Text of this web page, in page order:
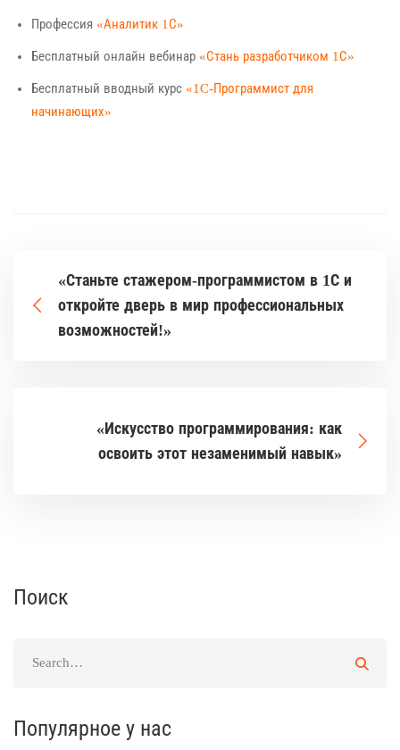
Профессия «Аналитик 1С»
Бесплатный онлайн вебинар «Стань разработчиком 1С»
Бесплатный вводный курс «1C-Программист для
начинающих»
«Станьте стажером-программистом в 1С и
откройте дверь в мир профессиональных
возможностей!»
«Искусство программирования: как
освоить этот незаменимый навык»
Поиск
Популярное у нас